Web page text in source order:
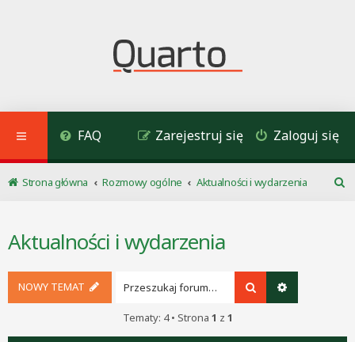
FAQ Zaloguj się
Zarejestruj się
Strona główna Rozmowy ogólne
Aktualności i wydarzenia
Aktualności i wydarzenia
NOWY TEMAT Szukaj
Tematy: 4 • Strona 1 z 1